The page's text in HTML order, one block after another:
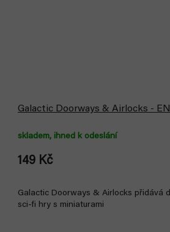
Galactic Doorways & Airlocks -
skladem, ihned k odeslání
149 Kč
Galactic Doorways & Airlocks přidává
sci-fi hry s miniaturami